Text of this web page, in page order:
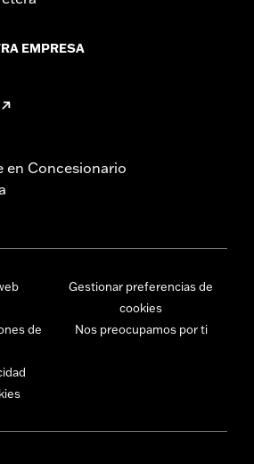
EMPRESA
en Concesionario
de
Gestionar preferencias de
cookies
Nos preocupamos por ti